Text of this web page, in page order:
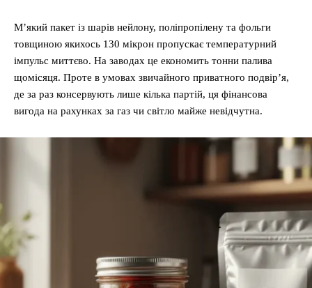
М’який пакет із шарів нейлону, поліпропілену та фольги
товщиною якихось 130 мікрон пропускає температурний
імпульс миттєво. На заводах це економить тонни палива
щомісяця. Проте в умовах звичайного приватного подвір’я,
де за раз консервують лише кілька партій, ця фінансова
вигода на рахунках за газ чи світло майже невідчутна.